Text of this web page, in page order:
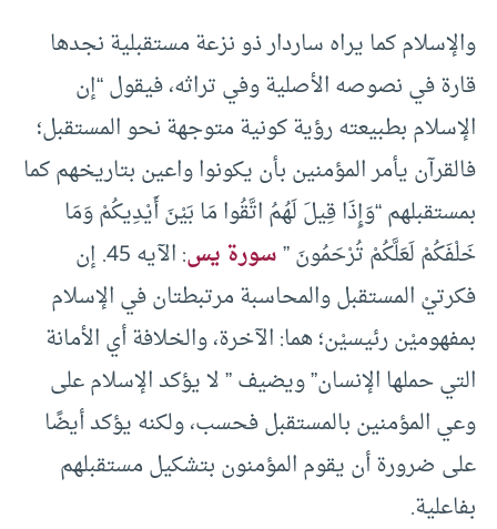
والإسلام كما يراه ساردار ذو نزعة مستقبلية نجدها
قارة في نصوصه الأصلية وفي تراثه، فيقول “إن
الإسلام بطبيعته رؤية كونية متوجهة نحو المستقبل؛
فالقرآن يأمر المؤمنين بأن يكونوا واعين بتاريخهم كما
بمستقبلهم “وَإِذَا قِيلَ لَهُمُ اتَّقُوا مَا بَيْنَ أَيْدِيكُمْ وَمَا
خَلْفَكُمْ لَعَلَّكُمْ تُرْحَمُونَ ”سورة يس
: الآيه 45. إن
فكرتيْ المستقبل والمحاسبة مرتبطتان في الإسلام
بمفهوميْن رئيسيْن؛ هما: الآخرة، والخلافة أي الأمانة
التي حملها الإنسان” ويضيف ” لا يؤكد الإسلام على
وعي المؤمنين بالمستقبل فحسب، ولكنه يؤكد أيضًا
على ضرورة أن يقوم المؤمنون بتشكيل مستقبلهم
بفاعلية.